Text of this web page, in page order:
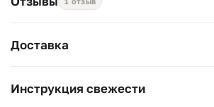
Доставка
Инструкция свежести